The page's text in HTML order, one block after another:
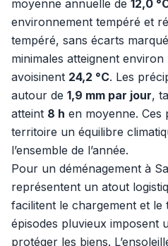
moyenne annuelle de 12,0
environnement tempéré et
tempéré, sans écarts
minimales atteignent environ
avoisinent 24,2 °C. Les
autour de 1,9 mm par jour,
atteint 8 h en moyenne.
territoire un équilibre
l’ensemble de l’année.
Pour un déménagement à
représentent un atout
facilitent le chargement et le
épisodes pluvieux imposent
protéger les biens.